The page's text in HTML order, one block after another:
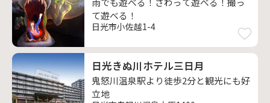
て遊べる！
日光市小佐越1-4
日光きぬ川ホテル三日月
鬼怒川温泉駅より徒歩2分と観光にも好
立地